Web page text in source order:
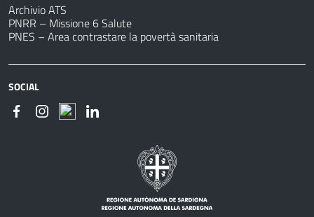
Archivio ATS
PNRR – Missione 6 Salute
PNES – Area contrastare la povertà sanitaria
SOCIAL